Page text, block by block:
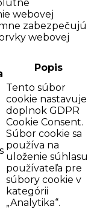
webovej
zabezpečujú
webovej
Popis
Tento súbor
cookie nastavuje
doplnok GDPR
Cookie Consent.
Súbor cookie sa
používa na
uloženie súhlasu
používateľa pre
súbory cookie v
kategórii
„Analytika“.